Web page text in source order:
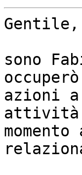
Gentile,
sono
azioni
attività